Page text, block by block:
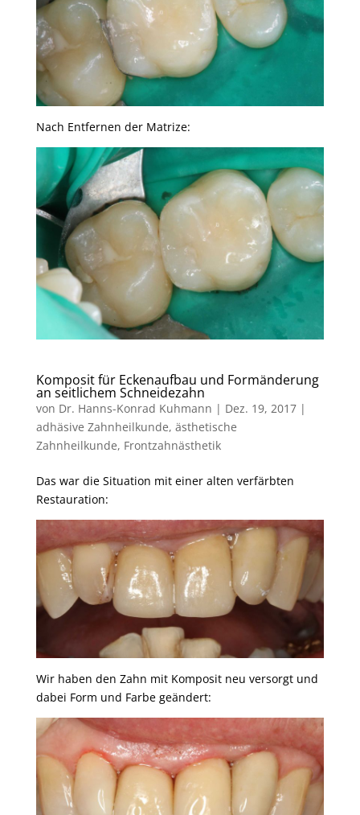
Nach Entfernen der Matrize:
Komposit für Eckenaufbau und Formänderung
an seitlichem Schneidezahn
von Dr. Hanns-Konrad Kuhmann | Dez. 19, 2017|
adhäsive Zahnheilkunde, ästhetische
Zahnheilkunde, Frontzahnästhetik
Das war die Situation mit einer alten verfärbten
Restauration:
Wir haben den Zahn mit Komposit neu versorgt und
dabei Form und Farbe geändert: